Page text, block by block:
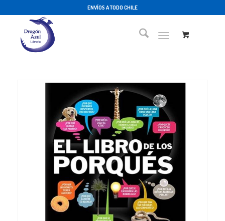
ENVÍOS A TODO CHILE